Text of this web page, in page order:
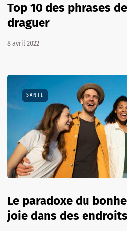
Top 10 des phrases
draguer
8 avril 2022
SANTÉ
Le paradoxe du
joie dans des